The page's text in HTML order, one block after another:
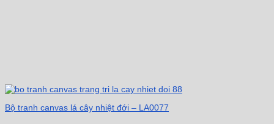
Bộ tranh canvas lá cây nhiệt đới – LA0077